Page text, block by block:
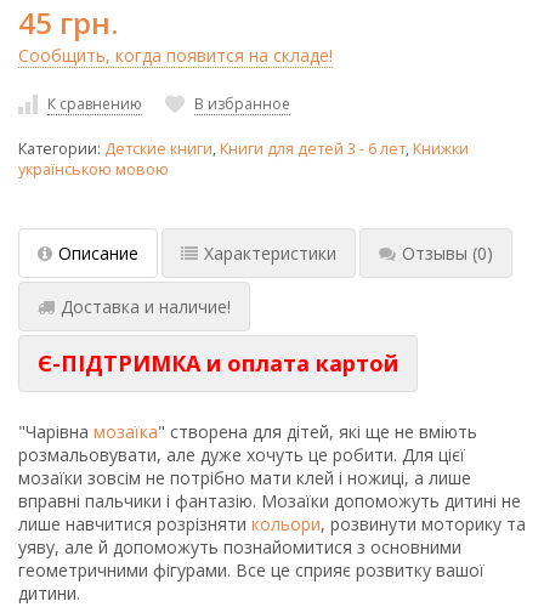
45 грн.
Сообщить, когда появится на складе!
К сравнению В избранное
Категории: Детские книги,Книги для детей 3 - 6 лет,Книжки
українською мовою
Описание Характеристики Отзывы (0)
Доставка и наличие!
Є-ПІДТРИМКА и оплата картой
"Чарівна мозаїка" створена для дітей, які ще не вміють
розмальовувати, але дуже хочуть це робити. Для цієї
мозаїки зовсім не потрібно мати клей і ножиці, а лише
вправні пальчики і фантазію. Мозаїки допоможуть дитині не
лише навчитися розрізняти кольори, розвинути моторику та
уяву, але й допоможуть познайомитися з основними
геометричними фігурами. Все це сприяє розвитку вашої
дитини.